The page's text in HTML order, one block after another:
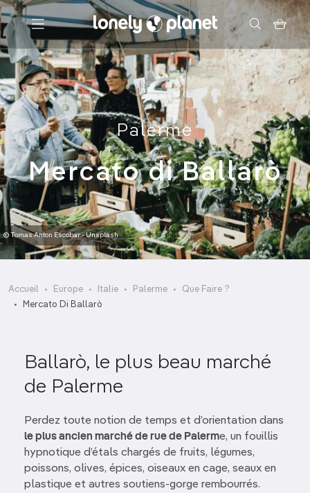
Menu
Votre recherche
Palerme
Mercato di Ballarò
© Tomas Anton Escobar - Unsplash
Accueil Europe Italie Palerme
Que Faire ?
Mercato Di Ballarò
Ballarò, le plus beau marché
de Palerme
Perdez toute notion de temps et d’orientation dans
le plus ancien marché de rue de Palerme, un fouillis
hypnotique d’étals chargés de fruits, légumes,
poissons, olives, épices, oiseaux en cage, seaux en
plastique et autres soutiens-gorge rembourrés.